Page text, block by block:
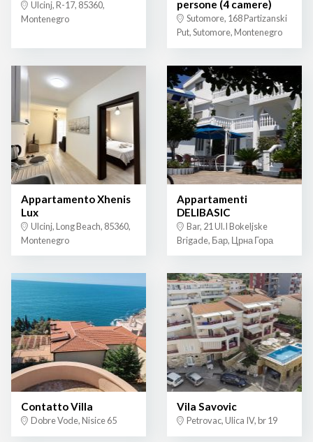
Ulcinj, R-17, 85360,
Montenegro
persone (4 camere)
Sutomore, 168 Partizanski
Put, Sutomore, Montenegro
Appartamento Xhenis
Lux
Ulcinj, Long Beach, 85360,
Montenegro
Appartamenti
DELIBASIC
Bar, 21 Ul.I Bokeljske
Brigade, Бар, Црна Гора
Contatto Villa
Dobre Vode, Nisice 65
Vila Savovic
Petrovac, Ulica IV, br 19